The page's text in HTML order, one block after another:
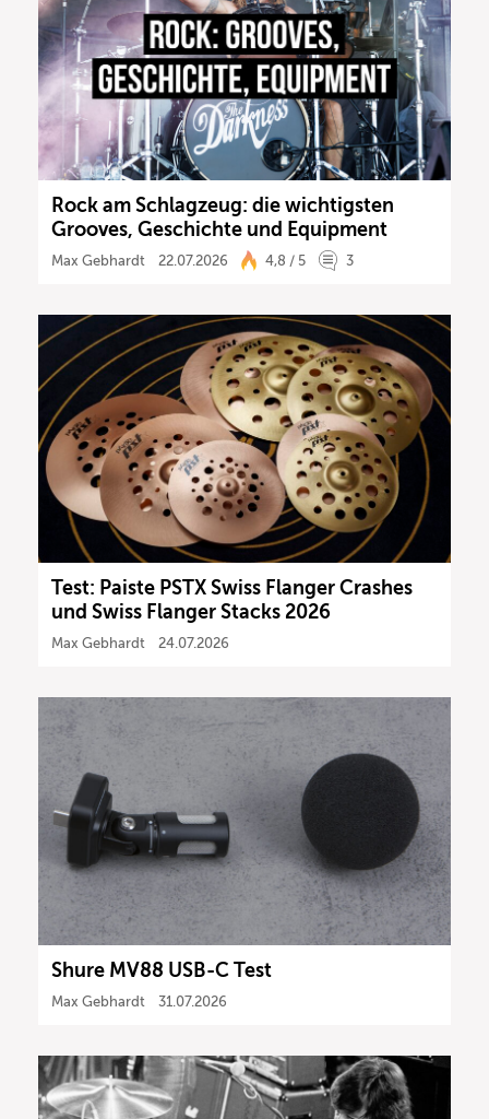
Rock am Schlagzeug: die wichtigsten
Grooves, Geschichte und Equipment
Max Gebhardt 22.07.2026 4,8 / 5 3
Test: Paiste PSTX Swiss Flanger Crashes
und Swiss Flanger Stacks 2026
Max Gebhardt 24.07.2026
Shure MV88 USB-C Test
Max Gebhardt 31.07.2026